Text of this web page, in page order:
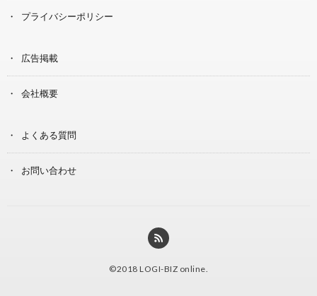
プライバシーポリシー
広告掲載
会社概要
よくある質問
お問い合わせ
©2018 LOGI-BIZ online.